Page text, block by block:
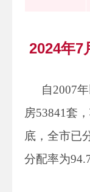
2024年7
自2007
房53841套
底，全市已
分配率为